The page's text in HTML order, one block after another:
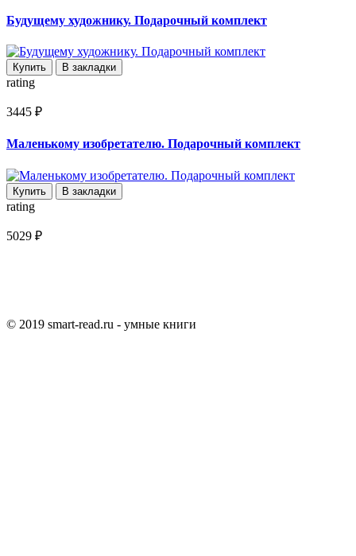
Будущему художнику. Подарочный комплект
Купить В закладки
rating
3445 ₽
Маленькому изобретателю. Подарочный комплект
Купить В закладки
rating
5029 ₽
© 2019 smart-read.ru - умные книги